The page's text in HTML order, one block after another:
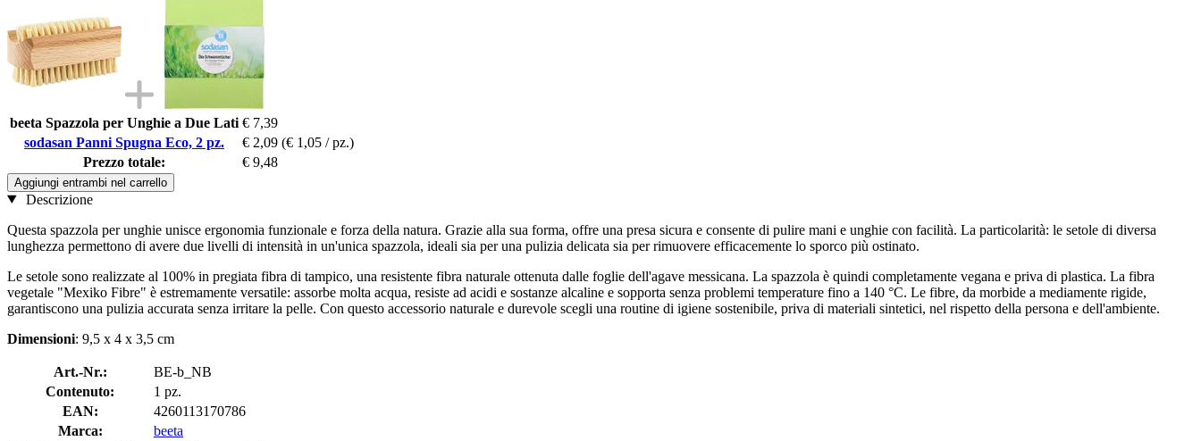
beeta Spazzola per Unghie a Due Lati € 7,39
sodasan Panni Spugna Eco, 2 pz.
€ 2,09 (€ 1,05 / pz.)
Prezzo totale:
€ 9,48
Aggiungi entrambi nel carrello
Descrizione
Questa spazzola per unghie unisce ergonomia funzionale e forza della natura. Grazie alla sua forma, offre una presa sicura e consente di pulire mani e unghie con facilità. La particolarità: le setole di diversa
lunghezza permettono di avere due livelli di intensità in un'unica spazzola, ideali sia per una pulizia delicata sia per rimuovere efficacemente lo sporco più ostinato.
Le setole sono realizzate al 100% in pregiata fibra di tampico, una resistente fibra naturale ottenuta dalle foglie dell'agave messicana. La spazzola è quindi completamente vegana e priva di plastica. La fibra
vegetale "Mexiko Fibre" è estremamente versatile: assorbe molta acqua, resiste ad acidi e sostanze alcaline e sopporta senza problemi temperature fino a 140 °C. Le fibre, da morbide a mediamente rigide,
garantiscono una pulizia accurata senza irritare la pelle. Con questo accessorio naturale e durevole scegli una routine di igiene sostenibile, priva di materiali sintetici, nel rispetto della persona e dell'ambiente.
Dimensioni: 9,5 x 4 x 3,5 cm
Art.-Nr.:
BE-b_NB
Contenuto:
1 pz.
EAN:
4260113170786
Marca:
beeta